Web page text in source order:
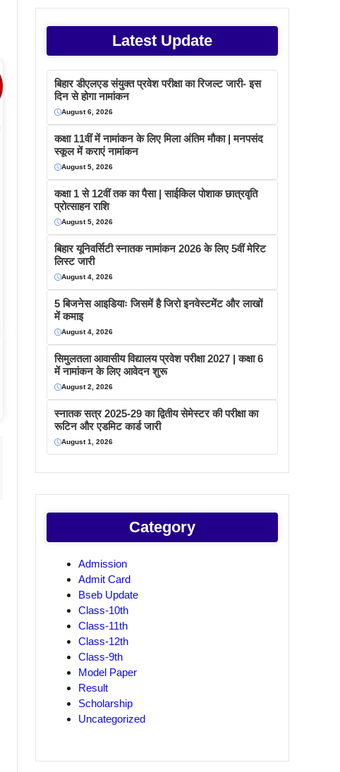
Latest Update
बिहार डीएलएड संयुक्त प्रवेश परीक्षा का रिजल्ट जारी- इस
दिन से होगा नामांकन
August 6, 2026
कक्षा 11वीं में नामांकन के लिए मिला अंतिम मौका | मनपसंद
स्कूल में कराएं नामांकन
August 5, 2026
कक्षा 1 से 12वीं तक का पैसा | साईकिल पोशाक छात्रवृति
प्रोत्साहन राशि
August 5, 2026
बिहार यूनिवर्सिटी स्नातक नामांकन 2026 के लिए 5वीं मेरिट
लिस्ट जारी
August 4, 2026
5 बिजनेस आइडियाः जिसमें है जिरो इनवेस्टमेंट और लाखों
में कमाइ
August 4, 2026
सिमुलतला आवासीय विद्यालय प्रवेश परीक्षा 2027 | कक्षा 6
में नामांकन के लिए आवेदन शुरू
August 2, 2026
स्नातक सत्र 2025-29 का द्वितीय सेमेस्टर की परीक्षा का
रूटिन और एडमिट कार्ड जारी
August 1, 2026
Category
Admission
Admit Card
Bseb Update
Class-10th
Class-11th
Class-12th
Class-9th
Model Paper
Result
Scholarship
Uncategorized